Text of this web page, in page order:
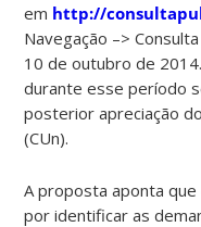
em http://
Navegação –>
10 de outubro de
durante esse período
posterior apreciação
(CUn).
A proposta aponta
por identificar as